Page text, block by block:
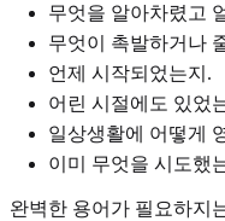
무엇을 알아차렸고
무엇이 촉발하거나
언제 시작되었는지.
어린 시절에도 있었
일상생활에 어떻게
이미 무엇을 시도했
완벽한 용어가 필요하지